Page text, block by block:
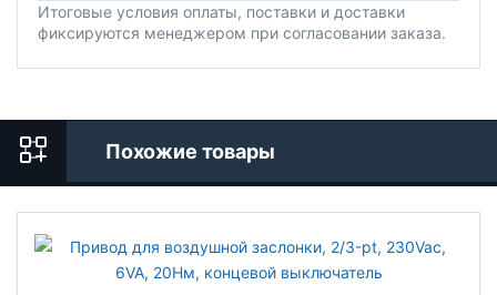
Итоговые условия оплаты, поставки и доставки
фиксируются менеджером при согласовании заказа.
Похожие товары